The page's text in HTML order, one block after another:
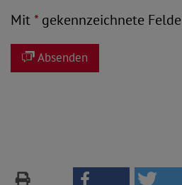
Mit*gekennzeichnete
Absenden